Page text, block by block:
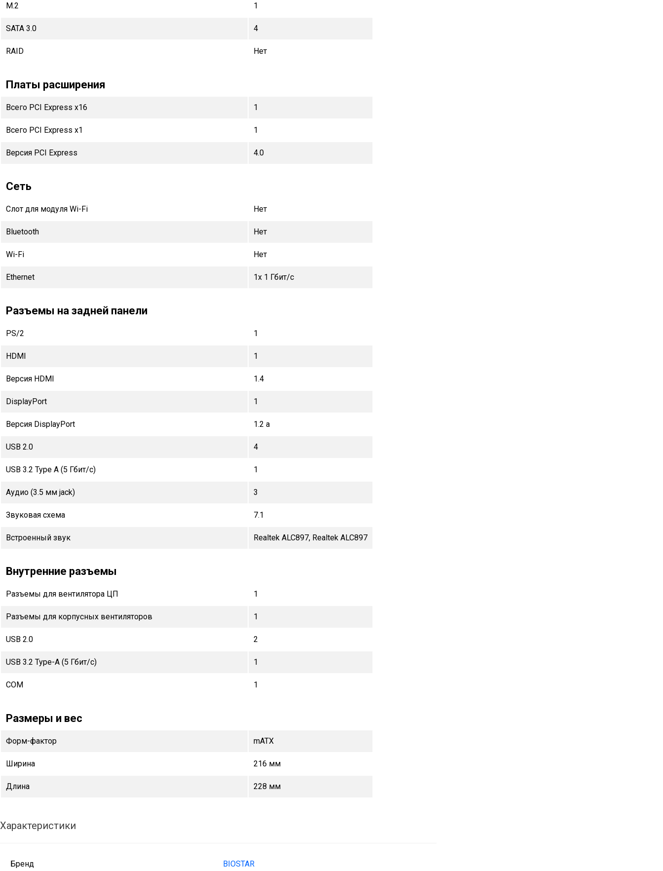
M.2 1
SATA 3.0 4
RAID Нет
Платы расширения
Всего PCI Express x16 1
Всего PCI Express x1 1
Версия PCI Express 4.0
Сеть
Слот для модуля Wi-Fi Нет
Bluetooth Нет
Wi-Fi Нет
Ethernet 1x 1 Гбит/с
Разъемы на задней панели
PS/2 1
HDMI 1
Версия HDMI 1.4
DisplayPort 1
Версия DisplayPort 1.2 а
USB 2.0 4
USB 3.2 Type A (5 Гбит/с) 1
Аудио (3.5 мм jack) 3
Звуковая схема 7.1
Встроенный звук Realtek ALC897, Realtek ALC897
Внутренние разъемы
Разъемы для вентилятора ЦП 1
Разъемы для корпусных вентиляторов 1
USB 2.0 2
USB 3.2 Type-A (5 Гбит/с) 1
COM 1
Размеры и вес
Форм-фактор mATX
Ширина 216 мм
Длина 228 мм
Характеристики
Бренд BIOSTAR